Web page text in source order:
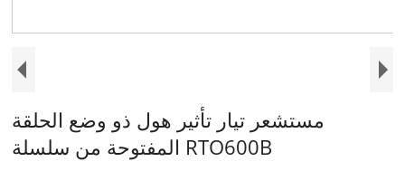
مستشعر تيار تأثير هول ذو وضع الحلقة
المفتوحة من سلسلة RTO600B